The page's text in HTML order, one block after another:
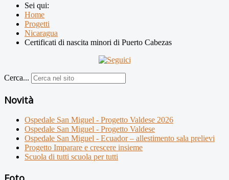
Sei qui:
Home
Progetti
Nicaragua
Certificati di nascita minori di Puerto Cabezas
Cerca...
Novità
Ospedale San Miguel - Progetto Valdese 2026
Ospedale San Miguel - Progetto Valdese
Ospedale San Miguel - Ecuador – allestimento sala prelievi
Progetto Imparare e crescere insieme
Scuola di tutti scuola per tutti